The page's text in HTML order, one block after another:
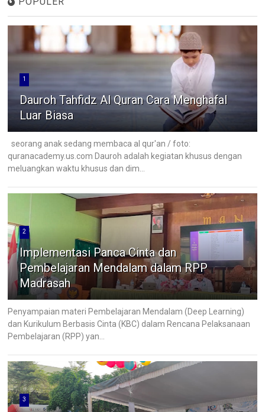
1
Dauroh Tahfidz Al Quran Cara Menghafal
Luar Biasa
seorang anak sedang membaca al qur'an / foto:
quranacademy.us.com Dauroh adalah kegiatan khusus dengan
meluangkan waktu khusus dan dim...
2
Implementasi Panca Cinta dan
Pembelajaran Mendalam dalam RPP
Madrasah
Penyampaian materi Pembelajaran Mendalam (Deep Learning)
dan Kurikulum Berbasis Cinta (KBC) dalam Rencana Pelaksanaan
Pembelajaran (RPP) yan...
3